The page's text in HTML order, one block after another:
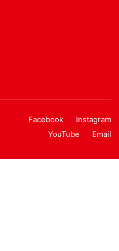
Facebook
Instagram
YouTube
Email